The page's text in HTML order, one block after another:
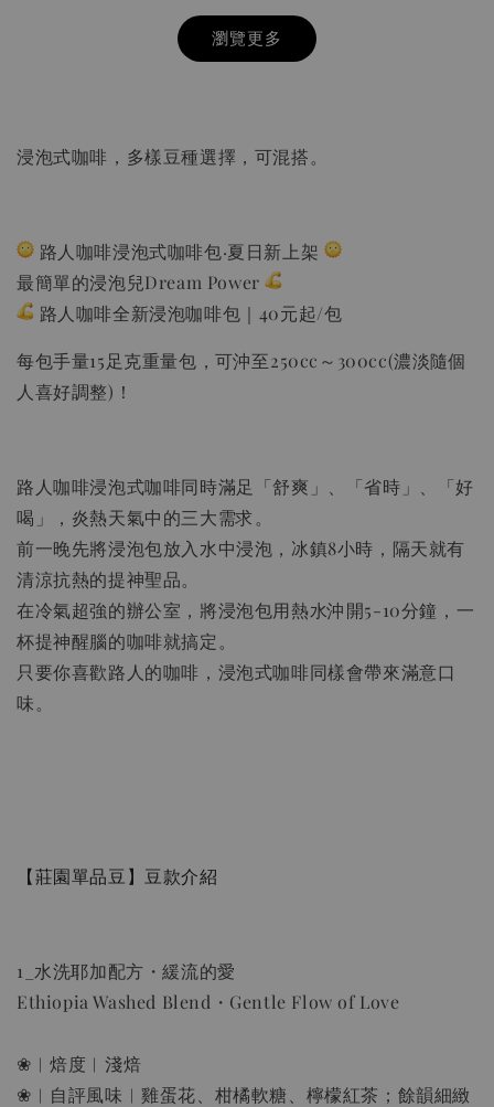
02-PGR
NT$ 300
加入購物車
02濾紙(2-4人份)加購優惠
手沖 濾紙 | Hario V60 02濾紙(2-4人份) 100張
無漂白 日本製造
瀏覽更多
浸泡式咖啡，多樣豆種選擇，可混搭。
路人咖啡浸泡式咖啡包·夏日新上架
最簡單的浸泡兒Dream Power
路人咖啡全新浸泡咖啡包｜40元起/包
每包手量15足克重量包，可沖至250cc～300cc(濃淡隨個
人喜好調整)！
路人咖啡浸泡式咖啡同時滿足「舒爽」、「省時」、「好
喝」，炎熱天氣中的三大需求。
前一晚先將浸泡包放入水中浸泡，冰鎮8小時，隔天就有
清涼抗熱的提神聖品。
在冷氣超強的辦公室，將浸泡包用熱水沖開5-10分鐘，一
杯提神醒腦的咖啡就搞定。
只要你喜歡路人的咖啡，浸泡式咖啡同樣會帶來滿意口
味。
【莊園單品豆】豆款介紹
1_水洗耶加配方・緩流的愛
Ethiopia Washed Blend・Gentle Flow of Love
❀︱焙度︱淺焙
❀︱自評風味︱雞蛋花、柑橘軟糖、檸檬紅茶；餘韻細緻